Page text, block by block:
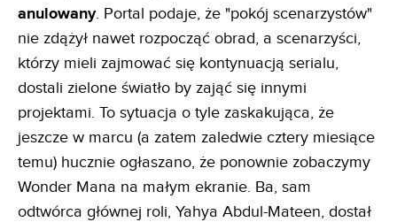
anulowany. Portal podaje, że "pokój scenarzystów"
nie zdążył nawet rozpocząć obrad, a scenarzyści,
którzy mieli zajmować się kontynuacją serialu,
dostali zielone światło by zająć się innymi
projektami. To sytuacja o tyle zaskakująca, że
jeszcze w marcu (a zatem zaledwie cztery miesiące
temu) hucznie ogłaszano, że ponownie zobaczymy
Wonder Mana na małym ekranie. Ba, sam
odtwórca głównej roli, Yahya Abdul-Mateen, dostał